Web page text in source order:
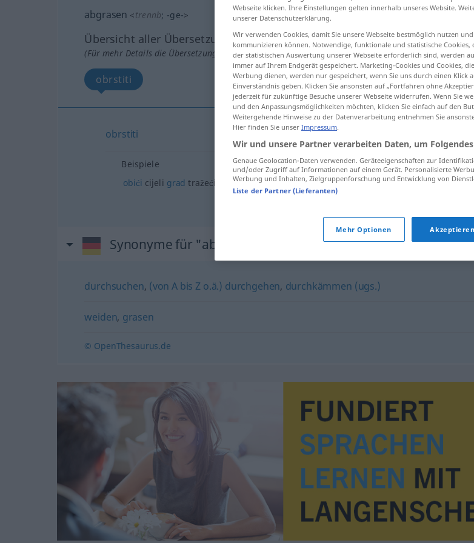
abgrasen <trennb; -ge->
Übersicht aller Übersetzungen
(Für mehr Details die Übersetzung anklicken/antippen)
obrstiti
obrstiti
Beispiele
obići cijeli grad tražeći hotel die ganzeStadtnach
Synonyme für "abgrasen"
durchsuchen, (von A bis Z o.ä.) durchgehen, durchkämmen (ugs.)
weiden, grasen
© OpenThesaurus.de
Webseite klicken. Ihre Einstellungen gelten innerhalb unseres Website.
unserer Datenschutzerklärung.
Wir verwenden Cookies, damit Sie unsere Webseite bestmöglich nutzen
kommunizieren können. Notwendige, funktionale und statistische
der statistischen Auswertung unserer Webseite erforderlich sind, werden
immer auf Ihrem Endgerät gespeichert. Marketing-Cookies und Cookies,
Werbung dienen, werden nur gespeichert, wenn Sie uns durch einen Klick
Einverständnis geben. Klicken Sie ansonsten auf „Fortfahren ohne
jederzeit für zukünftige Besuche unserer Webseite widerrufen. Wenn Sie
und den Anpassungsmöglichkeiten möchten, klicken Sie einfach auf den
Weitergehende Hinweise zu der Datenverarbeitung entnehmen Sie
Hier finden Sie unser Impressum.
Wir und unsere Partner verarbeiten Daten, um
Genaue Geolocation-Daten verwenden. Geräteeigenschaften zur
und/oder Zugriff auf Informationen auf einem Gerät. Personalisierte
Werbung und Inhalten, Zielgruppenforschung und Entwicklung von
Liste der Partner (Lieferanten)
Mehr Optionen Akzeptieren